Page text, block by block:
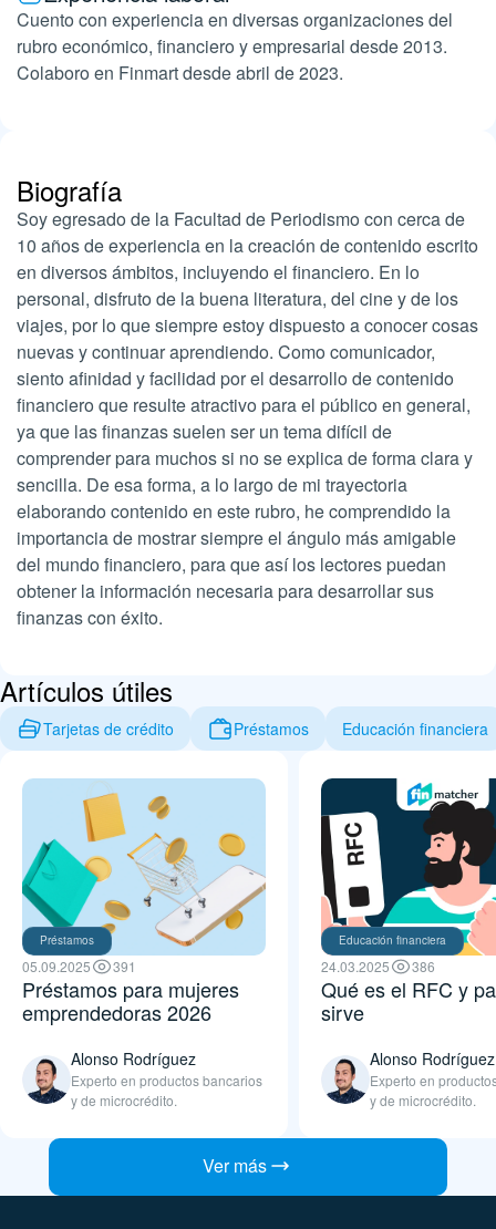
Cuento con experiencia en diversas organizaciones del
rubro económico, financiero y empresarial desde 2013.
Colaboro en Finmart desde abril de 2023.
Biografía
Soy egresado de la Facultad de Periodismo con cerca de
10 años de experiencia en la creación de contenido escrito
en diversos ámbitos, incluyendo el financiero. En lo
personal, disfruto de la buena literatura, del cine y de los
viajes, por lo que siempre estoy dispuesto a conocer cosas
nuevas y continuar aprendiendo. Como comunicador,
siento afinidad y facilidad por el desarrollo de contenido
financiero que resulte atractivo para el público en general,
ya que las finanzas suelen ser un tema difícil de
comprender para muchos si no se explica de forma clara y
sencilla. De esa forma, a lo largo de mi trayectoria
elaborando contenido en este rubro, he comprendido la
importancia de mostrar siempre el ángulo más amigable
del mundo financiero, para que así los lectores puedan
obtener la información necesaria para desarrollar sus
finanzas con éxito.
Artículos útiles
Tarjetas de crédito Préstamos Educación financiera
Préstamos
05.09.2025 391
Préstamos para mujeres
emprendedoras 2026
Alonso Rodríguez
Experto en productos bancarios
y de microcrédito.
Educación financiera
24.03.2025 386
Qué es el RFC y
sirve
Alonso Rodríguez
Experto en
y de microcrédito.
Ver más